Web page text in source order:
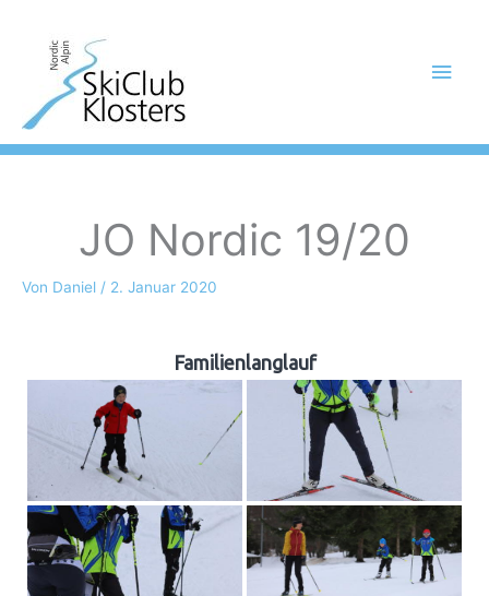
springen
JO Nordic 19/20
Von Daniel / 2. Januar 2020
Familienlanglauf